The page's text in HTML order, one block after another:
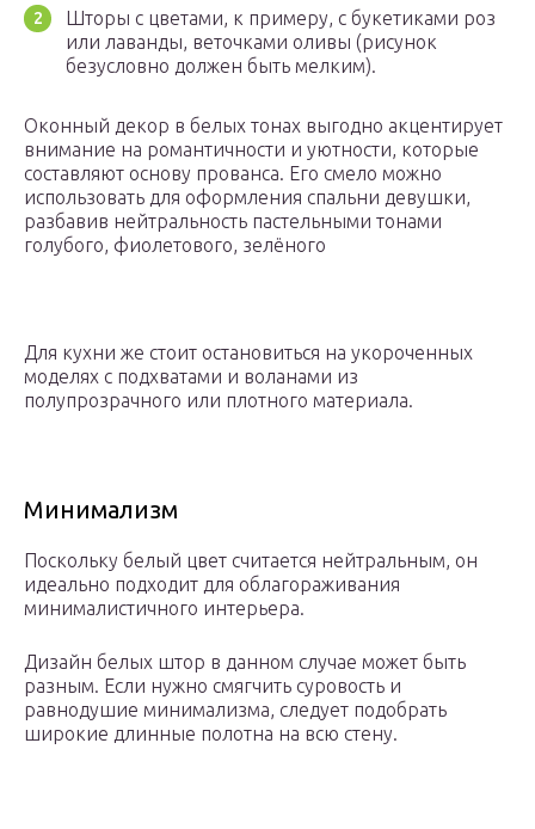
Шторы с цветами, к примеру, с букетиками роз
или лаванды, веточками оливы (рисунок
безусловно должен быть мелким).
Оконный декор в белых тонах выгодно акцентирует
внимание на романтичности и уютности, которые
составляют основу прованса. Его смело можно
использовать для оформления спальни девушки,
разбавив нейтральность пастельными тонами
голубого, фиолетового, зелёного
Для кухни же стоит остановиться на укороченных
моделях с подхватами и воланами из
полупрозрачного или плотного материала.
Минимализм
Поскольку белый цвет считается нейтральным, он
идеально подходит для облагораживания
минималистичного интерьера.
Дизайн белых штор в данном случае может быть
разным. Если нужно смягчить суровость и
равнодушие минимализма, следует подобрать
широкие длинные полотна на всю стену.